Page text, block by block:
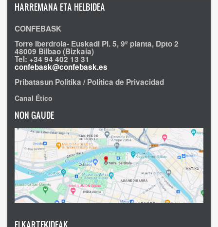
HARREMANA ETA HELBIDEA
CONFEBASK
Torre Iberdrola- Euskadi Pl. 5, 9ª planta, Dpto 2
48009 Bilbao (Bizkaia)
Tel: +34 94 402 13 31
confebask@confebask.es
Pribatasun Politika / Política de Privacidad
Canal Ético
NON GAUDE